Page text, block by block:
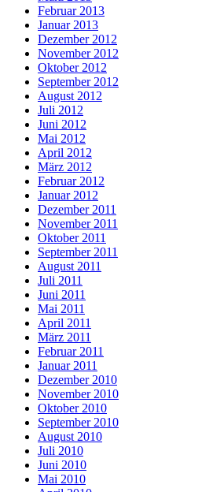
Februar 2013
Januar 2013
Dezember 2012
November 2012
Oktober 2012
September 2012
August 2012
Juli 2012
Juni 2012
Mai 2012
April 2012
März 2012
Februar 2012
Januar 2012
Dezember 2011
November 2011
Oktober 2011
September 2011
August 2011
Juli 2011
Juni 2011
Mai 2011
April 2011
März 2011
Februar 2011
Januar 2011
Dezember 2010
November 2010
Oktober 2010
September 2010
August 2010
Juli 2010
Juni 2010
Mai 2010